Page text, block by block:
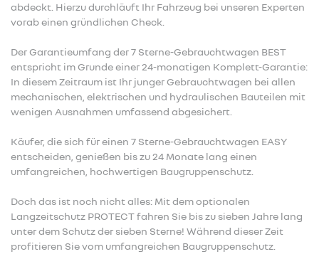
abdeckt. Hierzu durchläuft Ihr Fahrzeug bei unseren Experten
vorab einen gründlichen Check.
Der Garantieumfang der 7 Sterne-Gebrauchtwagen BEST
entspricht im Grunde einer 24-monatigen Komplett-Garantie:
In diesem Zeitraum ist Ihr junger Gebrauchtwagen bei allen
mechanischen, elektrischen und hydraulischen Bauteilen mit
wenigen Ausnahmen umfassend abgesichert.
Käufer, die sich für einen 7 Sterne-Gebrauchtwagen EASY
entscheiden, genießen bis zu 24 Monate lang einen
umfangreichen, hochwertigen Baugruppenschutz.
Doch das ist noch nicht alles: Mit dem optionalen
Langzeitschutz PROTECT fahren Sie bis zu sieben Jahre lang
unter dem Schutz der sieben Sterne! Während dieser Zeit
profitieren Sie vom umfangreichen Baugruppenschutz.